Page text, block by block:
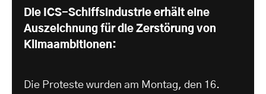
Die ICS-Schiffsindustrie erhält eine
Auszeichnung für die Zerstörung von
Klimaambitionen:
Die Proteste wurden am Montag, den 16.